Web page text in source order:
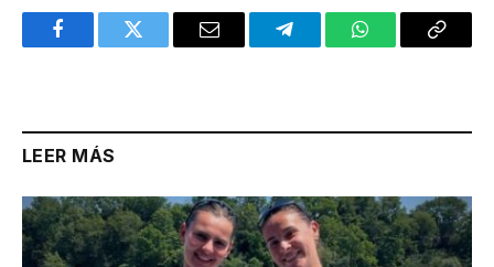
FacebookTwitter Email TelegramWhatsAppCopy
LEER MÁS